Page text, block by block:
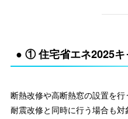
● ① 住宅省エネ2025キ
断熱改修や高断熱窓の設置を行
耐震改修と同時に行う場合も対